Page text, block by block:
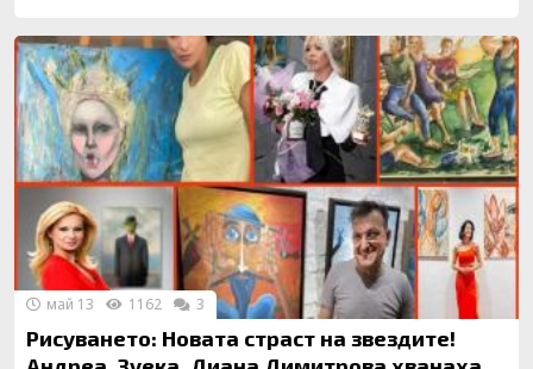
Рисуването: Новата страст на звездите!
май 13 1162 3